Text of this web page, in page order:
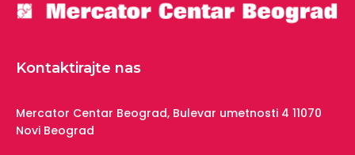
Kontaktirajte nas
Mercator Centar Beograd, Bulevar umetnosti 4 11070
Novi Beograd